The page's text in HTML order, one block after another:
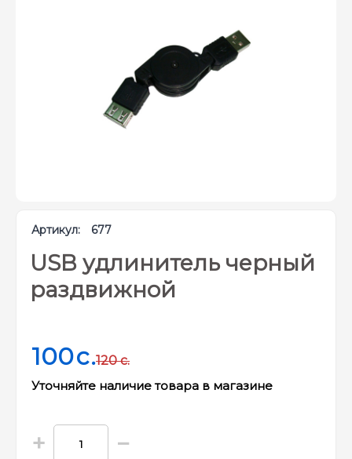
Артикул: 677
USB удлинитель черный
раздвижной
100c.
Уточняйте наличие товара в магазине
120 c.
+ −